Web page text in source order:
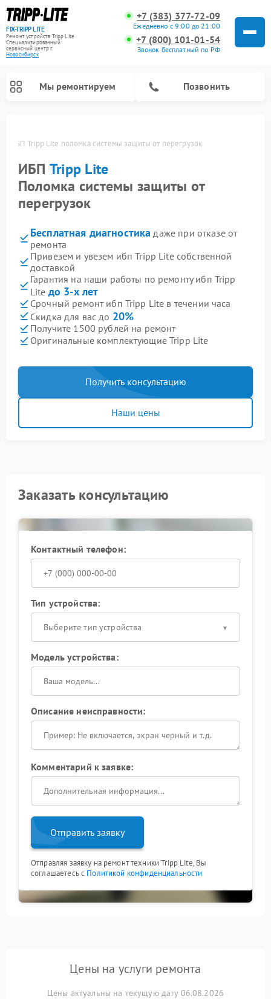
FIX-TRIPP LITE
Ремонт устройств Tripp Lite
Специализированный
cервисный центр г.
Новосибирск
+7 (383) 377-72-09
Ежедневно с 9:00 до 21:00
+7 (800) 101-01-54
Звонок бесплатный по РФ
Мы ремонтируем Позвонить
ИБП Tripp Lite поломка системы защиты от перегрузок
ИБП Tripp Lite
Поломка системы защиты от
перегрузок
Бесплатная диагностика даже при отказе от
ремонта
Привезем и увезем ибп Tripp Lite собственной
доставкой
Гарантия на наши работы по ремонту ибп Tripp
Lite до 3-х лет
Срочный ремонт ибп Tripp Lite в течении часа
Скидка для вас до 20%
Получите 1500 рублей на ремонт
Оригинальные комплектующие Tripp Lite
Получить консультацию
Наши цены
Заказать консультацию
Контактный телефон:
Тип устройства:
Выберите тип устройства
Модель устройства:
Описание неисправности:
Комментарий к заявке:
Отправить заявку
Отправляя заявку на ремонт техники Tripp Lite, Вы
соглашаетесь с Политикой конфиденциальности
Цены на услуги ремонта
Цены актуальны на текущую дату 06.08.2026